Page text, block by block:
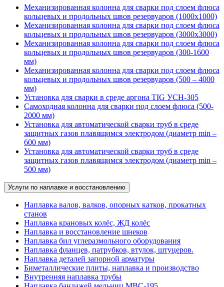
Механизированная колонна для сварки под слоем флюса
кольцевых и продольных швов резервуаров (1000х1000)
Механизированная колонна для сварки под слоем флюса
кольцевых и продольных швов резервуаров (3000х3000)
Механизированная колонна для сварки под слоем флюса
кольцевых и продольных швов резервуаров (300-1600
мм)
Механизированная колонна для сварки под слоем флюса
кольцевых и продольных швов резервуаров (500 – 4000
мм)
Установка для сварки в среде аргона TIG УСН-305
Самоходная колонна для сварки под слоем флюса (500-
2000 мм)
Установка для автоматической сварки труб в среде
защитных газов плавящимся электродом (диаметр min –
600 мм)
Установка для автоматической сварки труб в среде
защитных газов плавящимся электродом (диаметр min –
500 мм)
Услуги по наплавке и восстановлению
Наплавка валов, валков, опорных катков, прокатных
станов
Наплавка крановых колёс, ЖД колёс
Наплавка и восстановление шнеков
Наплавка бил углеразмольного оборудования
Наплавка фланцев, патрубков, втулок, штуцеров.
Наплавка деталей запорной арматуры
Биметаллические плиты, наплавка и производство
Внутренняя наплавка трубы